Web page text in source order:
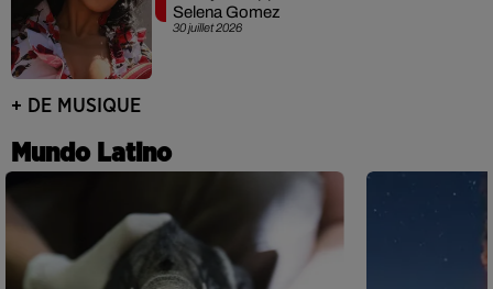
30 juillet 2026
Selena Gomez
+ DE MUSIQUE
Mundo Latino